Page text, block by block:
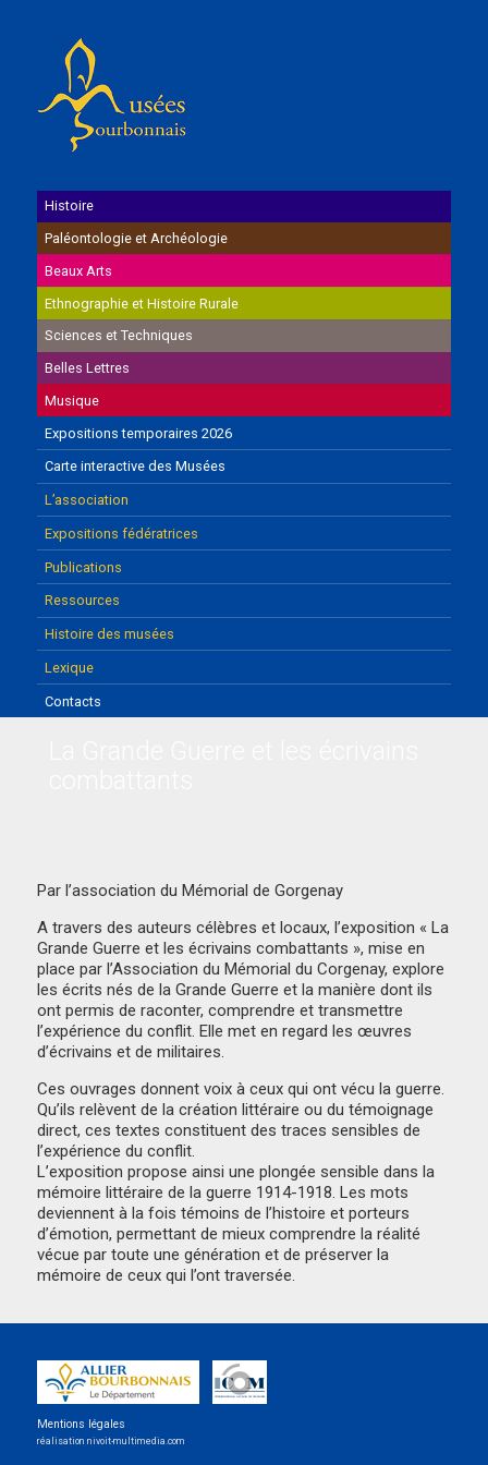
Histoire
Paléontologie et Archéologie
Beaux Arts
Ethnographie et Histoire Rurale
Sciences et Techniques
Belles Lettres
Musique
Expositions temporaires 2026
Carte interactive des Musées
L’association
Expositions fédératrices
Publications
Ressources
Histoire des musées
Lexique
Contacts
Par l’association du Mémorial de Gorgenay
A travers des auteurs célèbres et locaux, l’exposition « La
Grande Guerre et les écrivains combattants », mise en
place par l’Association du Mémorial du Corgenay, explore
les écrits nés de la Grande Guerre et la manière dont ils
ont permis de raconter, comprendre et transmettre
l’expérience du conflit. Elle met en regard les œuvres
d’écrivains et de militaires.
Ces ouvrages donnent voix à ceux qui ont vécu la guerre.
Qu’ils relèvent de la création littéraire ou du témoignage
direct, ces textes constituent des traces sensibles de
l’expérience du conflit.
L’exposition propose ainsi une plongée sensible dans la
mémoire littéraire de la guerre 1914-1918. Les mots
deviennent à la fois témoins de l’histoire et porteurs
d’émotion, permettant de mieux comprendre la réalité
vécue par toute une génération et de préserver la
mémoire de ceux qui l’ont traversée.
Mentions légales
réalisation nivoit-multimedia.com